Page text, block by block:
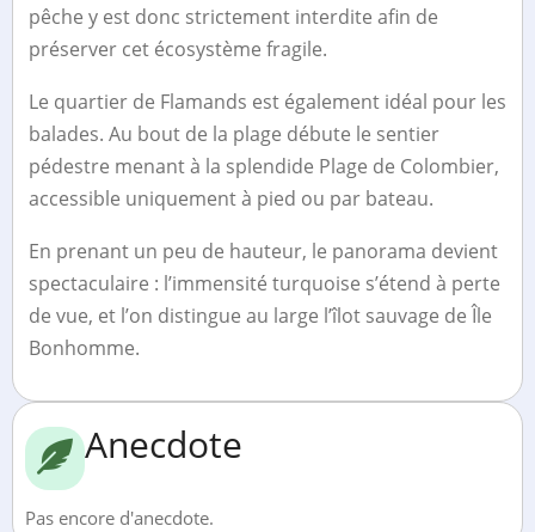
pêche y est donc strictement interdite afin de
préserver cet écosystème fragile.
Le quartier de Flamands est également idéal pour les
balades. Au bout de la plage débute le sentier
pédestre menant à la splendide Plage de Colombier,
accessible uniquement à pied ou par bateau.
En prenant un peu de hauteur, le panorama devient
spectaculaire : l’immensité turquoise s’étend à perte
de vue, et l’on distingue au large l’îlot sauvage de Île
Bonhomme.
Anecdote
Pas encore d'anecdote.